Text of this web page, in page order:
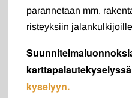
parannetaan mm.
risteyksiin
kyselyyn.